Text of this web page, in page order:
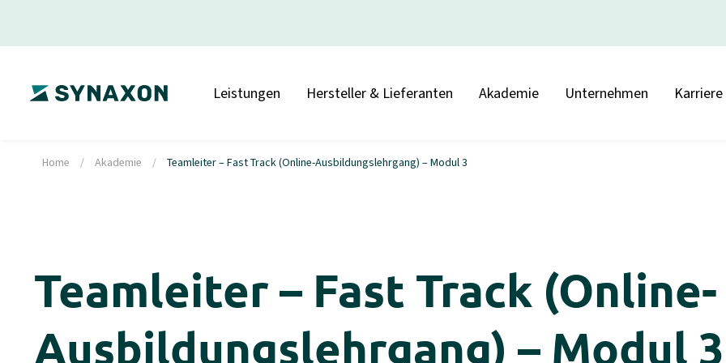
Leistungen Hersteller & Lieferanten Akademie Unternehmen Karriere
Home / Akademie / Teamleiter – Fast Track (Online-Ausbildungslehrgang) – Modul 3
Teamleiter – Fast Track (Online-
Ausbildungslehrgang) – Modul 3